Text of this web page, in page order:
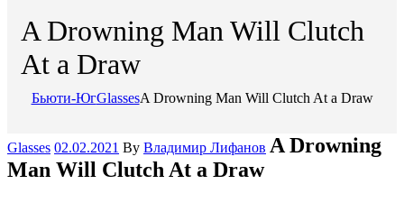
A Drowning Man Will Clutch
At a Draw
Бьюти-ЮгGlassesA Drowning Man Will Clutch At a Draw
Categories
Glasses 02.02.2021 By Владимир Лифанов A Drowning
Man Will Clutch At a Draw